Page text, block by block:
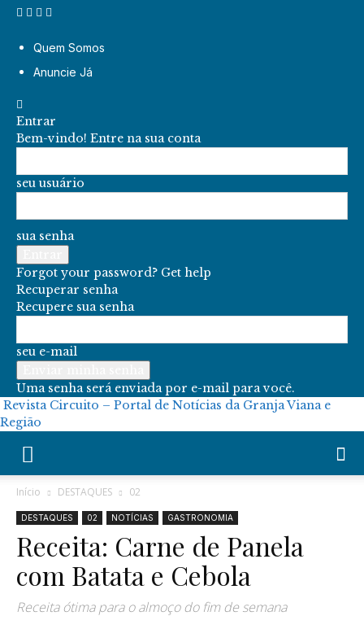
Quem Somos
Anuncie Já
Entrar
Bem-vindo! Entre na sua conta
seu usuário
sua senha
Forgot your password? Get help
Recuperar senha
Recupere sua senha
seu e-mail
Uma senha será enviada por e-mail para você.
Revista Circuito – Portal de Notícias da Granja Viana e
Região
Início DESTAQUES 02
DESTAQUES 02 NOTÍCIAS GASTRONOMIA
Receita: Carne de Panela
com Batata e Cebola
Receita ótima para o almoço do fim de semana